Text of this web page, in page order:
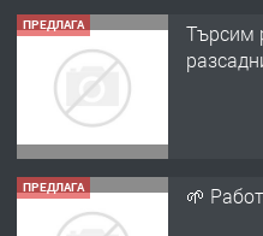
ПРЕДЛАГА
Търсим
ПРЕДЛАГА 🌱